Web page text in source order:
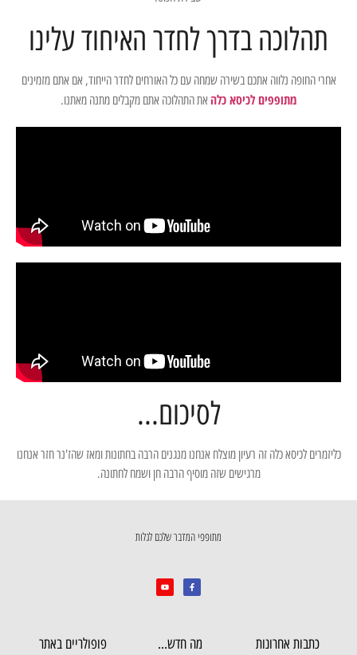
תהלוכה בדרך לחדר האיחוד עלינו
אחרי החופה נלווה אתכם בשירה שמחה עם כל האורחים לחדר הייחוד, אם אתם מזמינים
מתופפים לכיסא כלה את התהלוכה אתם מקבלים מתנה מאתנו.
לסיכום...
כליזמרים לכיסא כלה זה רעיון מוצלח אנחנו מנגנים הרבה בחתונות ומאז שהז'נר חזר אנחנו
מרגישים שזה מוסיף הרבה חן ושמח לחתונה.
מתופפי המדבר שלכם לגלות
כתבות אחרונות מה חדש... פופולריים באתר